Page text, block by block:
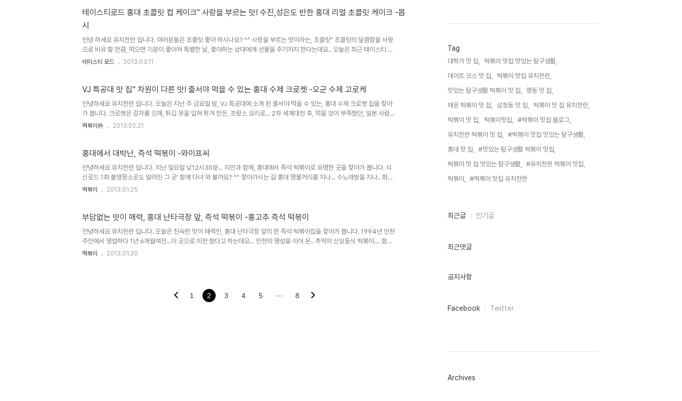
테이스티로드 홍대 초콜릿 컵 케이크" 사랑을 부르는 맛! 수진,성은도 반한 홍대 리얼 초콜릿 케이크 -몹
시
안녕 하세요 유치찬란 입니다. 여러분들은 초콜릿 좋아 하시나요? ^^ 사랑을 부르는 맛이라는, 초콜릿" 초콜릿의 달콤함을 사랑
으로 비유 할 만큼, 먹으면 기분이 좋아져 특별한 날, 좋아하는 상대에게 선물을 주기까지 한다는데요.. 오늘은 최근 테이스티 로
드 4에 소개된, 홍대 초콜릿 디..
테이스티 로드 2013.03.11
VJ 특공대 맛 집" 차원이 다른 맛! 줄서야 먹을 수 있는 홍대 수제 크로켓 -오군 수제 고로케
안녕하세요 유치찬란 입니다. 오늘은 지난 주 금요일 밤, VJ 특공대에 소개 된 줄서야 먹을 수 있는, 홍대 수제 크로켓 집을 찾아
가 봅니다. 크로켓은 감자를 으깨, 튀김 옷을 입혀 튀겨 만든, 프랑스 요리로... 2차 세계대전 후, 먹을 것이 부족했던, 일본 사람들
이 식사 대용으로 먹던 감자..
떡볶이外 2013.02.21
홍대에서 대박난, 즉석 떡볶이 -와이프씨
안녕하세요 유치찬란 입니다. 지난 일요일 낮12시30분... 지인과 함께, 홍대에서 즉석 떡볶이로 유명한 곳을 찾아가 봅니다. 식
신로드 1회 촬영장소로도 알려진 그 곳' 함께 다녀 와 볼까요? ^^ 찾아가시는 길 홍대 명물거리를 지나... 수노래방을 지나.. 화살
표 방향, 뒷 골목 안으로 들어갑..
떡볶이 2013.01.25
부담없는 맛이 매력, 홍대 난타극장 앞, 즉석 떡볶이 -홍고추 즉석 떡볶이
안녕하세요 유치찬란 입니다. 오늘은 친숙한 맛이 매력인, 홍대 난타극장 앞의 한 즉석 떡볶이집을 찾아가 봅니다. 1994년 인천
주안에서 영업하다 1년 6개월여전...이 곳으로 이전 했다고 하는데요... 인천의 명성을 이어 온.. 추억의 신당동식 떡볶이.... 함께
먹으러 다녀 와 볼까요? ^^ 찾..
떡볶이 2013.01.20
1 2 3 4 5 ··· 8
Tag
대학가 맛 집,
떡볶이 맛집 맛있는 탐구생활,
데이트 코스 맛 집,
떡볶이 맛집 유치찬란,
맛있는 탐구생활 떡볶이 맛 집,
명동 맛 집,
매운 떡볶이 맛 집,
삼청동 맛 집,
떡볶이 맛 집 유치찬란,
떡볶이 맛 집,
떡볶이맛집,
#떡볶이 맛집 블로그,
유치찬란 떡볶이 맛 집,
#떡볶이 맛집 맛있는 탐구생활,
홍대 맛 집,
#맛있는 탐구생활 떡볶이 맛집,
떡볶이 맛 집 맛있는 탐구생활,
#유치찬란 떡볶이 맛집,
떡볶이,
#떡볶이 맛집 유치찬란,
최
인
최근글 인기글
최근댓글
공지사항
페
그
Facebook Twitter
Archives